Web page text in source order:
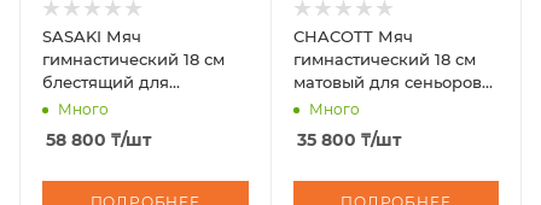
SASAKI Мяч
гимнастический 18 см
блестящий для
сеньоров M-207AU FIG
Много
58 800 ₸/шт
CHACOTT Мяч
гимнастический 18 см
матовый для сеньоров
3015030001-98 FIG
Много
35 800 ₸/шт